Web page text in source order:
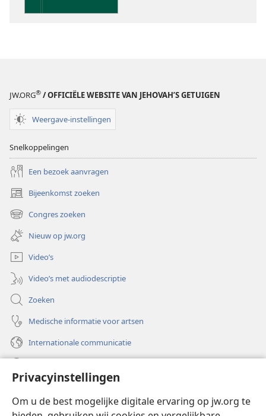
Privacyinstellingen
Om u de best mogelijke digitale ervaring op jw.org te
JW.ORG® / OFFICIËLE WEBSITE VAN JEHOVAH’S GETUIGEN
Weergave-instellingen
Snelkoppelingen
Een bezoek aanvragen
Bijeenkomst zoeken
(opent
nieuw
venster)
Congres zoeken
(opent
nieuw
venster)
Nieuw op jw.org
Video’s
Video’s met audiodescriptie
Zoeken
Medische informatie voor artsen
Internationale communicatie
(opent
nieuw